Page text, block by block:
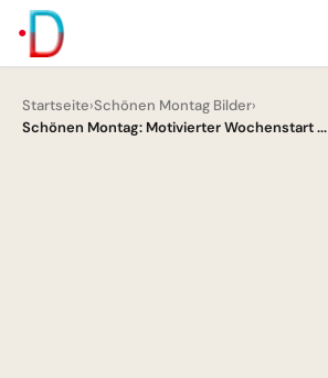
Startseite›Schönen Montag Bilder›
Schönen Montag: Motivierter Wochenstart ...